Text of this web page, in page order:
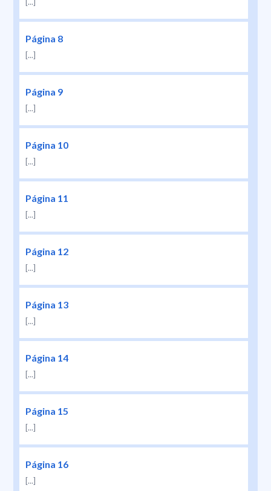
Página 8
[...]
Página 9
[...]
Página 10
[...]
Página 11
[...]
Página 12
[...]
Página 13
[...]
Página 14
[...]
Página 15
[...]
Página 16
[...]